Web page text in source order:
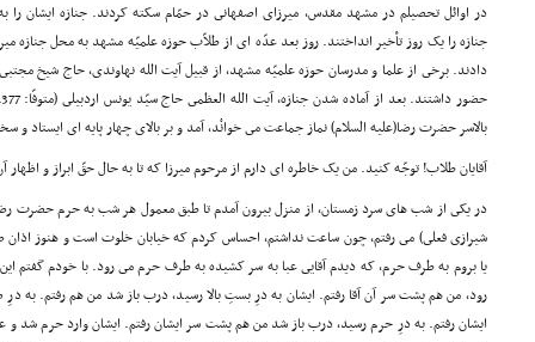
در اوائل تحصیلم در مشهد مقدس، میرزاى اصفهانى در حمّام سکته کردند. جنازه ایشان را
جنازه را یک روز تأخیر انداختند. روز بعد عدّه اى از طلاّب حوزه علمیّه مشهد به محل جنازه
دادند. برخى از علما و مدرسان حوزه علمیّه مشهد، از قبیل آیت الله نهاوندى، حاج شیخ مجتبى
حضور داشتند. بعد از آماده شدن جنازه، آیت الله العظمى حاج سیّد یونس اردبیلى (متوفّا: 1377 هـ .ق.) - از مراجع تقلید خراسان -
بالاسر حضرت رضا(علیه السلام) نماز جماعت مى خوانْد، آمد و بر بالاى چهار پایه اى ایستاد و
آقایان طلاب! توجّه کنید. من یک خاطره اى دارم از مرحوم میرزا که تا به حال حقّ ابراز و اظهار
در یکى از شب هاى سرد زمستان، از منزل بیرون آمدم تا طبق معمول هر شب به حرم حضرت
شیرازى فعلى) مى رفتم، چون ساعت نداشتم، احساس کردم که خیابان خلوت است و هنوز
یا بروم به طرف حرم، که دیدم آقایى عبا به سر کشیده به طرف حرم مى رود. با خودم گفتم
رود، من هم پشت سر آن آقا رفتم. ایشان به درِ بستِ بالا رسید، درب باز شد من هم رفتم.
ایشان رفتم. به درِ حرم رسید، درب باز شد من هم پشت سر ایشان رفتم. ایشان وارد حرم شد